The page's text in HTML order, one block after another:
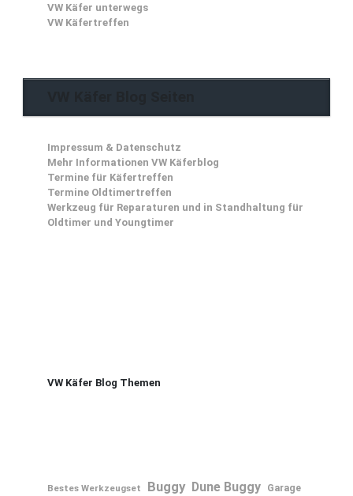
VW Käfer unterwegs
VW Käfertreffen
Impressum & Datenschutz
Mehr Informationen VW Käferblog
Termine für Käfertreffen
Termine Oldtimertreffen
Werkzeug für Reparaturen und in Standhaltung für
Oldtimer und Youngtimer
VW Käfer Blog Themen
Bestes Werkzeugset Buggy Dune Buggy
Garage